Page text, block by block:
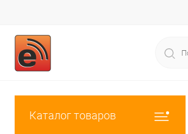
Каталог товаров